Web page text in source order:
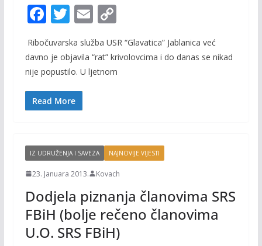
F
ac
e
b
o
o
T
w
itt
er
E
m
ai
l
C
p
y
Ribočuvarska služba USR “Glavatica” Jablanica već
davno je objavila “rat” krivolovcima i do danas se nikad
nije popustilo. U ljetnom
Read More
IZ UDRUŽENJA I SAVEZA NAJNOVIJE VIJESTI
23. Januara 2013. Kovach
Dodjela piznanja članovima SRS
FBiH (bolje rečeno članovima
U.O. SRS FBiH)